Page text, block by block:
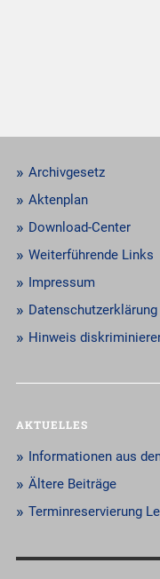
Archivgesetz
Aktenplan
Download-Center
Weiterführende Links
Impressum
Datenschutzerklärung
Hinweis
AKTUELLES
Informationen aus
Ältere Beiträge
Terminreservierung